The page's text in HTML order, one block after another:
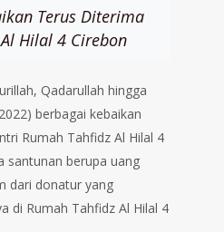
Terus Diterima
Hilal 4 Cirebon
Qadarullah hingga
berbagai kebaikan
Rumah Tahfidz Al Hilal 4
santunan berupa uang
dari donatur yang
di Rumah Tahfidz Al Hilal 4